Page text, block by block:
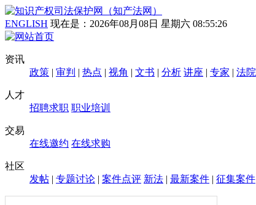
ENGLISH 现在是： 2026年08月08日 星期六 08:55:26
资讯
政策 | 审判 | 热点 | 视角 | 文书 | 分析 讲座 | 专家 | 法院
人才
招聘求职 职业培训
交易
在线邀约 在线求购
社区
发帖 | 专题讨论 | 案件点评 新法 | 最新案件 | 征集案件